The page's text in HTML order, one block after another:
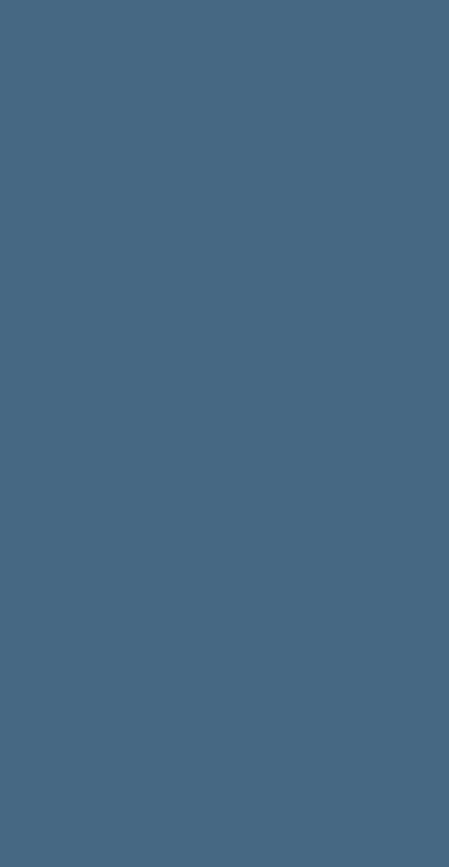
Pritarti projektui po
Pradėti svarst.
Duomenys kaupiami ir saugomi
© Lietuvos Respublikos Seimo